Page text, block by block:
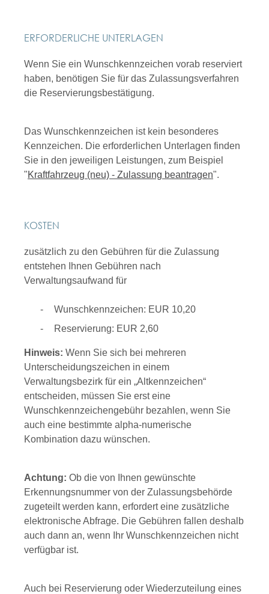
ERFORDERLICHE UNTERLAGEN
Wenn Sie ein Wunschkennzeichen vorab reserviert
haben, benötigen Sie für das Zulassungsverfahren
die Reservierungsbestätigung.
Das Wunschkennzeichen ist kein besonderes
Kennzeichen. Die erforderlichen Unterlagen finden
Sie in den jeweiligen Leistungen, zum Beispiel
"Kraftfahrzeug (neu) - Zulassung beantragen".
KOSTEN
zusätzlich zu den Gebühren für die Zulassung
entstehen Ihnen Gebühren nach
Verwaltungsaufwand für
Wunschkennzeichen: EUR 10,20
Reservierung: EUR 2,60
Hinweis: Wenn Sie sich bei mehreren
Unterscheidungszeichen in einem
Verwaltungsbezirk für ein „Altkennzeichen“
entscheiden, müssen Sie erst eine
Wunschkennzeichengebühr bezahlen, wenn Sie
auch eine bestimmte alpha-numerische
Kombination dazu wünschen.
Achtung: Ob die von Ihnen gewünschte
Erkennungsnummer von der Zulassungsbehörde
zugeteilt werden kann, erfordert eine zusätzliche
elektronische Abfrage. Die Gebühren fallen deshalb
auch dann an, wenn Ihr Wunschkennzeichen nicht
verfügbar ist.
Auch bei Reservierung oder Wiederzuteilung eines